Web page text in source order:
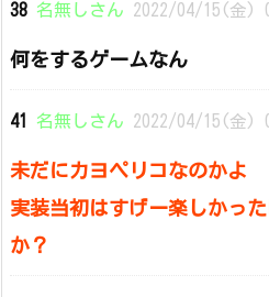
38 名無しさん 2022/04/15(金)
何をするゲームなん
41 名無しさん 2022/04/15(金)
未だにカヨペリコなのかよ
実装当初はすげー楽しかっ
か？